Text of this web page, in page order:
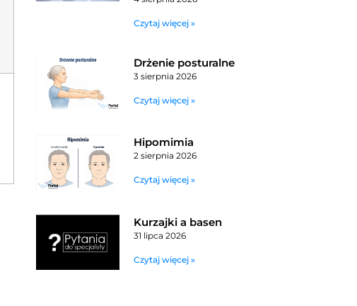
Czytaj więcej »
Drżenie posturalne
3 sierpnia 2026
Czytaj więcej »
Hipomimia
2 sierpnia 2026
Czytaj więcej »
Kurzajki a basen
31 lipca 2026
Czytaj więcej »